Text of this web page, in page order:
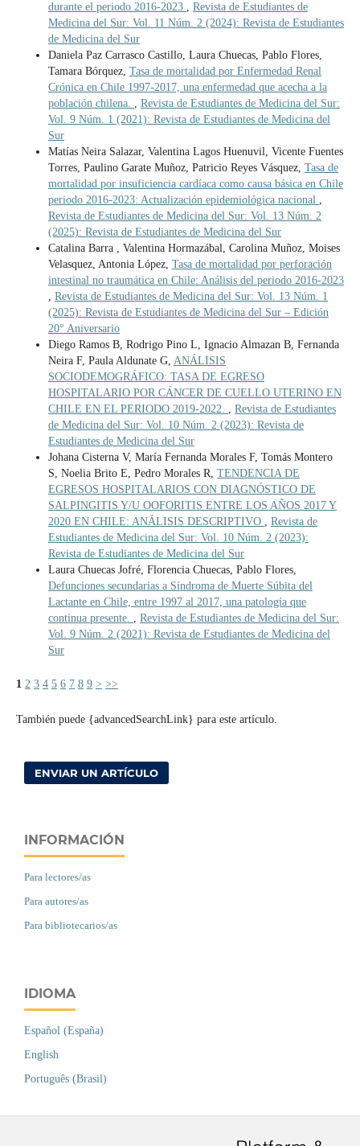
durante el periodo 2016-2023 , Revista de Estudiantes de
Medicina del Sur: Vol. 11 Núm. 2 (2024): Revista de Estudiantes
de Medicina del Sur
Daniela Paz Carrasco Castillo, Laura Chuecas, Pablo Flores,
Tamara Bórquez, Tasa de mortalidad por Enfermedad Renal
Crónica en Chile 1997-2017, una enfermedad que acecha a la
población chilena. , Revista de Estudiantes de Medicina del Sur:
Vol. 9 Núm. 1 (2021): Revista de Estudiantes de Medicina del
Sur
Matías Neira Salazar, Valentina Lagos Huenuvil, Vicente Fuentes
Torres, Paulino Garate Muñoz, Patricio Reyes Vásquez, Tasa de
mortalidad por insuficiencia cardíaca como causa básica en Chile
periodo 2016-2023: Actualización epidemiológica nacional ,
Revista de Estudiantes de Medicina del Sur: Vol. 13 Núm. 2
(2025): Revista de Estudiantes de Medicina del Sur
Catalina Barra , Valentina Hormazábal, Carolina Muñoz, Moises
Velasquez, Antonia López, Tasa de mortalidad por perforación
intestinal no traumática en Chile: Análisis del periodo 2016-2023
, Revista de Estudiantes de Medicina del Sur: Vol. 13 Núm. 1
(2025): Revista de Estudiantes de Medicina del Sur – Edición
20° Aniversario
Diego Ramos B, Rodrigo Pino L, Ignacio Almazan B, Fernanda
Neira F, Paula Aldunate G, ANÁLISIS
SOCIODEMOGRÁFICO: TASA DE EGRESO
HOSPITALARIO POR CÁNCER DE CUELLO UTERINO EN
CHILE EN EL PERIODO 2019-2022. , Revista de Estudiantes
de Medicina del Sur: Vol. 10 Núm. 2 (2023): Revista de
Estudiantes de Medicina del Sur
Johana Cisterna V, María Fernanda Morales F, Tomás Montero
S, Noelia Brito E, Pedro Morales R, TENDENCIA DE
EGRESOS HOSPITALARIOS CON DIAGNÓSTICO DE
SALPINGITIS Y/U OOFORITIS ENTRE LOS AÑOS 2017 Y
2020 EN CHILE: ANÁLISIS DESCRIPTIVO , Revista de
Estudiantes de Medicina del Sur: Vol. 10 Núm. 2 (2023):
Revista de Estudiantes de Medicina del Sur
Laura Chuecas Jofré, Florencia Chuecas, Pablo Flores,
Defunciones secundarias a Síndroma de Muerte Súbita del
Lactante en Chile, entre 1997 al 2017, una patología que
continua presente. , Revista de Estudiantes de Medicina del Sur:
Vol. 9 Núm. 2 (2021): Revista de Estudiantes de Medicina del
Sur
1 2 3 4 5 6 7 8 9 > >>
También puede {advancedSearchLink} para este artículo.
ENVIAR UN ARTÍCULO
INFORMACIÓN
Para lectores/as
Para autores/as
Para bibliotecarios/as
IDIOMA
Español (España)
English
Português (Brasil)